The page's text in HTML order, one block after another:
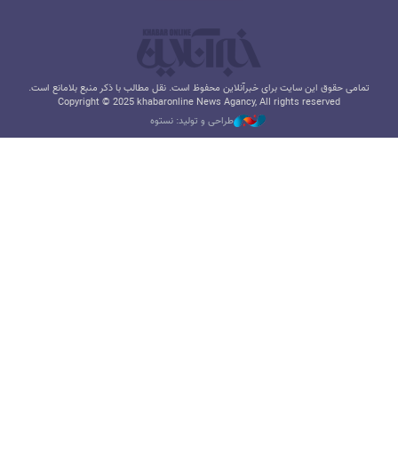
تمامی حقوق این سایت برای خبرآنلاین محفوظ است. نقل مطالب با ذکر منبع بلامانع است.
Copyright © 2025 khabaronline News Agancy, All rights reserved
طراحی و تولید: نستوه